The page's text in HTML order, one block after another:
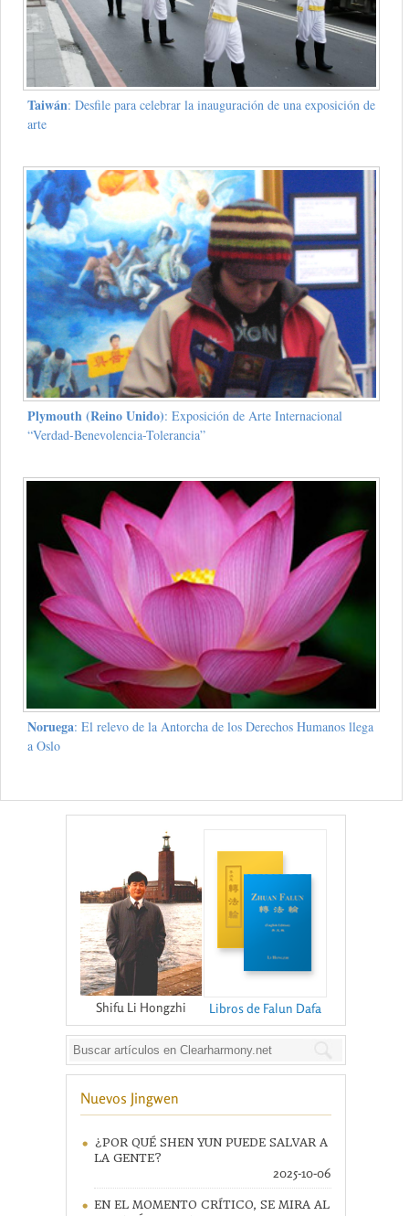
Taiwán: Desfile para celebrar la inauguración de una exposición de
arte
Plymouth (Reino Unido): Exposición de Arte Internacional
“Verdad-Benevolencia-Tolerancia”
Noruega: El relevo de la Antorcha de los Derechos Humanos llega
a Oslo
Shifu Li Hongzhi Libros de Falun Dafa
Nuevos Jingwen
¿POR QUÉ SHEN YUN PUEDE SALVAR A
LA GENTE?
2025-10-06
EN EL MOMENTO CRÍTICO, SE MIRA AL